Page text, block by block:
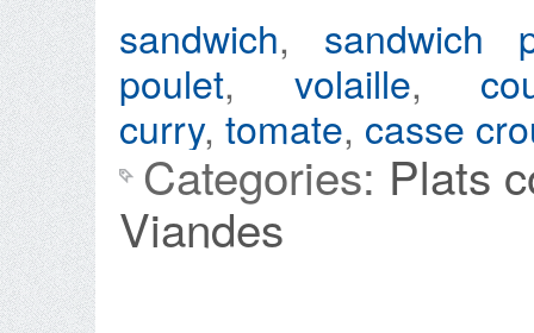
sandwich, sandwich
poulet, volaille,
curry, tomate, casse
Categories: Plats
Viandes